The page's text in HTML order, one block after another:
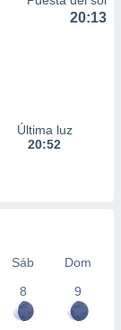
20:13
Última luz
20:52
Sáb
Dom
8 9